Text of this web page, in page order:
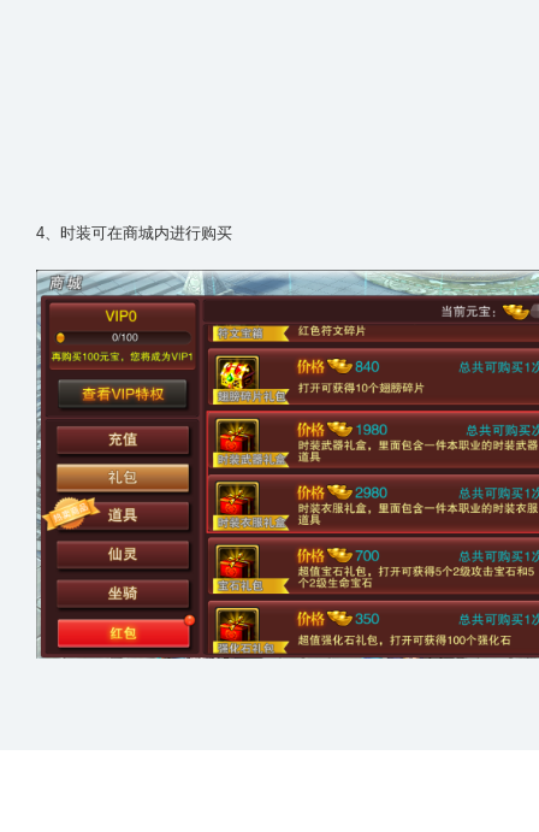
4、时装可在商城内进行购买